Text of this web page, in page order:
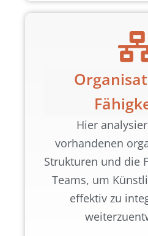
Hier
vorhandenen
Strukturen und die
Teams, um
effektiv zu